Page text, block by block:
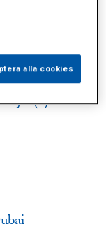
(0)
(1)
alla cookies